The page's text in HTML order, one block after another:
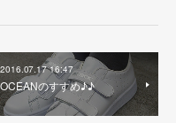
2016.07.17 16:47
OCEANのすすめ♪♪